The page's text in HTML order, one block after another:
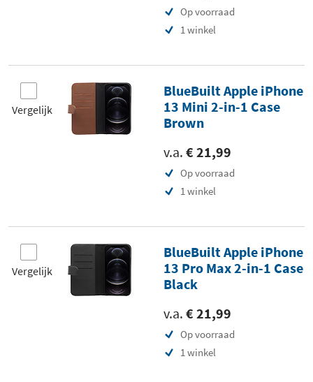
Op voorraad
1 winkel
Vergelijk
BlueBuilt Apple iPhone
13 Mini 2-in-1 Case
Brown
v.a. € 21,99
Op voorraad
1 winkel
Vergelijk
BlueBuilt Apple iPhone
13 Pro Max 2-in-1 Case
Black
v.a. € 21,99
Op voorraad
1 winkel